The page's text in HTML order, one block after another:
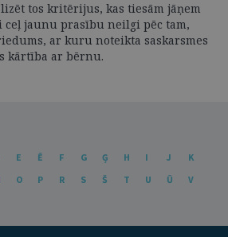
tos kritērijus, kas tiesām jāņem
ceļ jaunu prasību neilgi pēc tam,
ar kuru noteikta saskarsmes
kārtība ar bērnu.
E Ē F G Ģ H I J
K
O P R S Š T U Ū
V